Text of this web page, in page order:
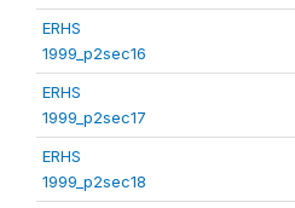
ERHS
1999_p2sec16
ERHS
1999_p2sec17
ERHS
1999_p2sec18